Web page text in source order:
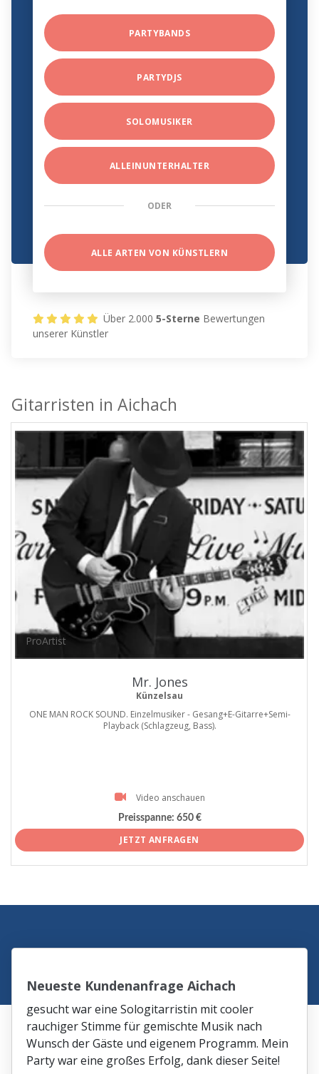
PARTYBANDS
PARTYDJS
SOLOMUSIKER
ALLEINUNTERHALTER
ODER
ALLE ARTEN VON KÜNSTLERN
Über 2.0005-Sterne Bewertungen
unserer Künstler
Gitarristen in Aichach
ProArtist
Mr. Jones
Künzelsau
ONE MAN ROCK SOUND. Einzelmusiker - Gesang+E-Gitarre+Semi-
Playback (Schlagzeug, Bass).
Video anschauen
Preisspanne: 650 €
JETZT ANFRAGEN
Neueste Kundenanfrage Aichach
gesucht war eine Sologitarristin mit cooler
rauchiger Stimme für gemischte Musik nach
Wunsch der Gäste und eigenem Programm. Mein
Party war eine großes Erfolg, dank dieser Seite!